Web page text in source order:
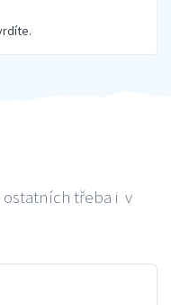
ostatních třeba i v